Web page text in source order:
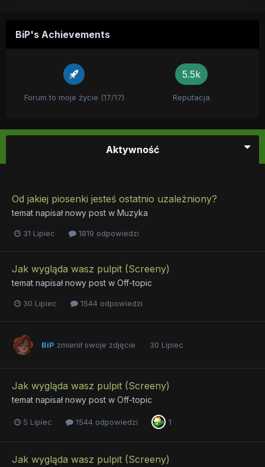
BiP's Achievements
Forum to moje życie (17/17)
5.5k
Reputacja
Aktywność
Od jakiej piosenki jesteś ostatnio uzależniony?
temat napisał nowy post w Muzyka
31 Lipiec 1819 odpowiedzi
Jak wygląda wasz pulpit (Screeny)
temat napisał nowy post w Off-topic
30 Lipiec 1544 odpowiedzi
BiP zmienił swoje zdjęcie 30 Lipiec
Jak wygląda wasz pulpit (Screeny)
temat napisał nowy post w Off-topic
5 Lipiec 1544 odpowiedzi 1
Jak wygląda wasz pulpit (Screeny)